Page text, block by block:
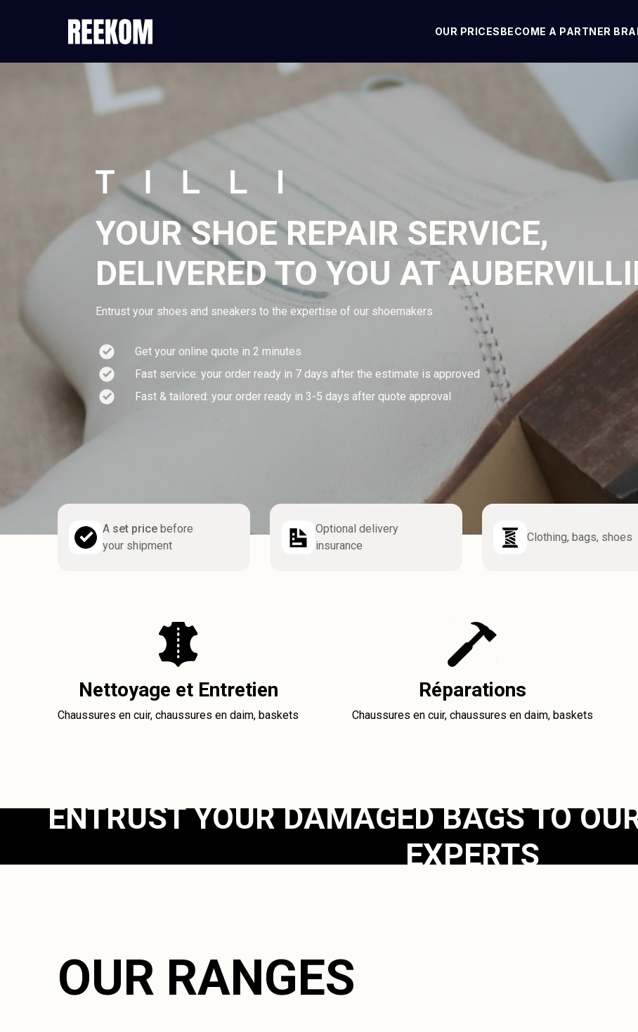
OUR PRICESBECOME A PARTNER
YOUR SHOE REPAIR SERVICE,
DELIVERED TO YOU AT
Entrust your shoes and sneakers to the expertise of our shoemakers
Get your online quote in 2 minutes
Fast service: your order ready in 7 days after the estimate is approved
Fast & tailored: your order ready in 3-5 days after quote approval
A set price before
your shipment
Optional delivery
insurance
Clothing, bags, shoes
Nettoyage et Entretien
Chaussures en cuir, chaussures en daim, baskets
Réparations
Chaussures en cuir, chaussures en daim, baskets
ENTRUST YOUR DAMAGED BAGS TO
EXPERTS
OUR RANGES